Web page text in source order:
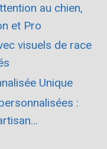
au chien,
et Pro
visuels de race
Unique
: